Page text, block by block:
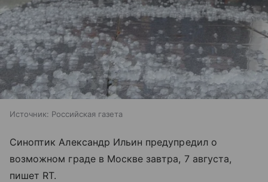
Источник: Российская газета
Синоптик Александр Ильин предупредил о
возможном граде в Москве завтра, 7 августа,
пишет RT.